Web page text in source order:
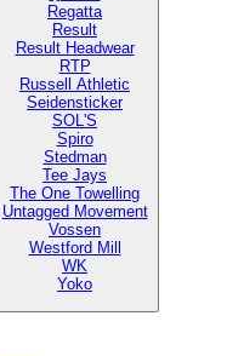
Regatta
Result
Result Headwear
RTP
Russell Athletic
Seidensticker
SOL'S
Spiro
Stedman
Tee Jays
The One Towelling
Untagged Movement
Vossen
Westford Mill
WK
Yoko